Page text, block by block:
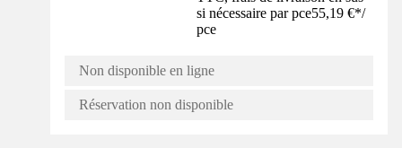
si nécessaire par pce55,19 €*/
pce
Non disponible en ligne
Réservation non disponible